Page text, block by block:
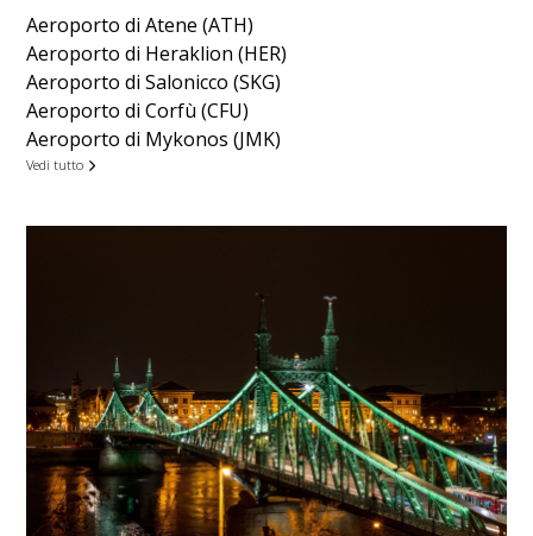
Aeroporto di Atene (ATH)
Aeroporto di Heraklion (HER)
Aeroporto di Salonicco (SKG)
Aeroporto di Corfù (CFU)
Aeroporto di Mykonos (JMK)
Vedi tutto